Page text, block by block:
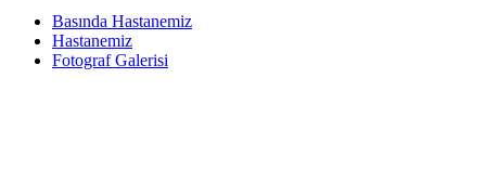
Basında Hastanemiz
Hastanemiz
Fotograf Galerisi